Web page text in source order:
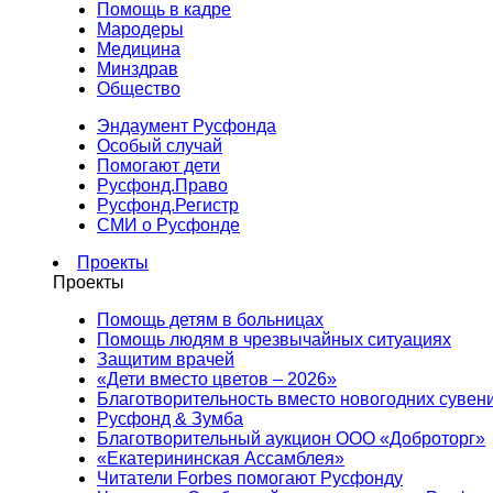
Помощь в кадре
Мародеры
Медицина
Минздрав
Общество
Эндаумент Русфонда
Особый случай
Помогают дети
Русфонд.Право
Русфонд.Регистр
СМИ о Русфонде
Проекты
Проекты
Помощь детям в больницах
Помощь людям в чрезвычайных ситуациях
Защитим врачей
«Дети вместо цветов – 2026»
Благотворительность вместо новогодних
Русфонд & Зумба
Благотворительный аукцион ООО «Доброторг»
«Екатерининская Ассамблея»
Читатели Forbes помогают Русфонду